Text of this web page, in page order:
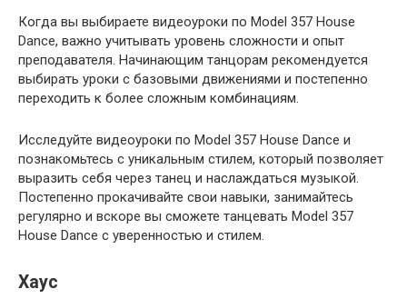
Когда вы выбираете видеоуроки по Model 357 House
Dance, важно учитывать уровень сложности и опыт
преподавателя. Начинающим танцорам рекомендуется
выбирать уроки с базовыми движениями и постепенно
переходить к более сложным комбинациям.
Исследуйте видеоуроки по Model 357 House Dance и
познакомьтесь с уникальным стилем, который позволяет
выразить себя через танец и наслаждаться музыкой.
Постепенно прокачивайте свои навыки, занимайтесь
регулярно и вскоре вы сможете танцевать Model 357
House Dance с уверенностью и стилем.
Хаус